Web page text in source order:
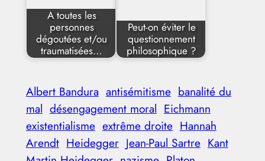
A toutes les
personnes
dégoutées et/ou
traumatisées…
Peut-on éviter le
questionnement
philosophique ?
Albert Bandura antisémitisme banalité du
mal désengagement moral Eichmann
existentialisme extrême droite Hannah
Arendt Heidegger Jean-Paul Sartre Kant